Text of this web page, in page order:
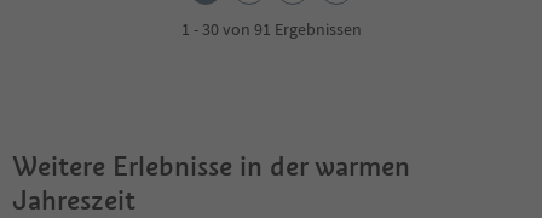
1 - 30 von 91 Ergebnissen
Weitere Erlebnisse in der warmen
Jahreszeit